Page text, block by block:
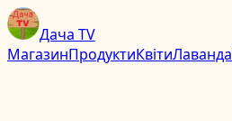
Дача TV
МагазинПродуктиКвітиЛаванда